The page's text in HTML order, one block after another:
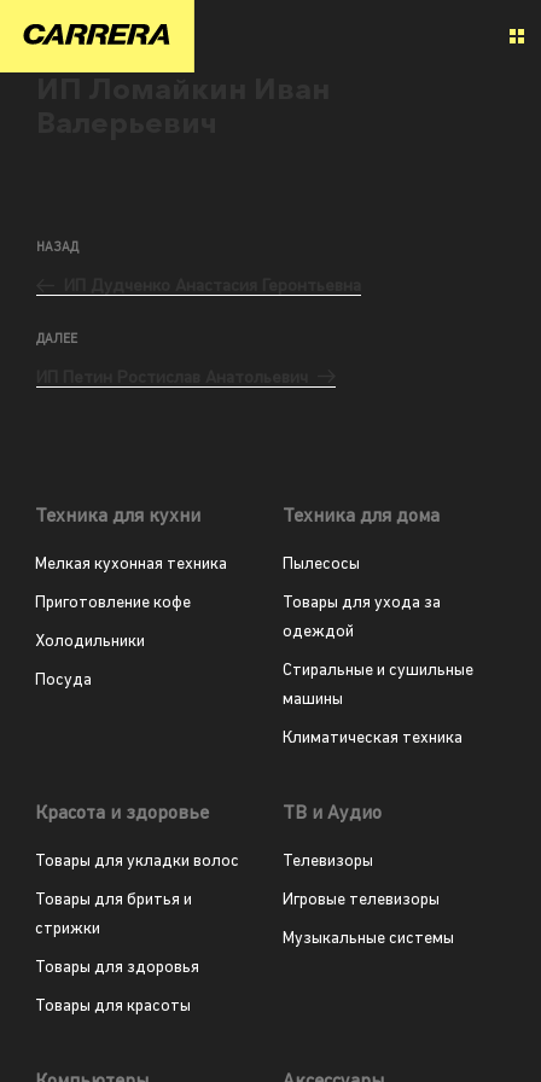
НАЗАД
ДАЛЕЕ
Техника для кухни
Мелкая кухонная техника
Приготовление кофе
Холодильники
Посуда
Техника для дома
Пылесосы
Товары для ухода за
одеждой
Стиральные и сушильные
машины
Климатическая техника
Красота и здоровье
Товары для укладки волос
Товары для бритья и
стрижки
Товары для здоровья
Товары для красоты
ТВ и Аудио
Телевизоры
Игровые телевизоры
Музыкальные системы